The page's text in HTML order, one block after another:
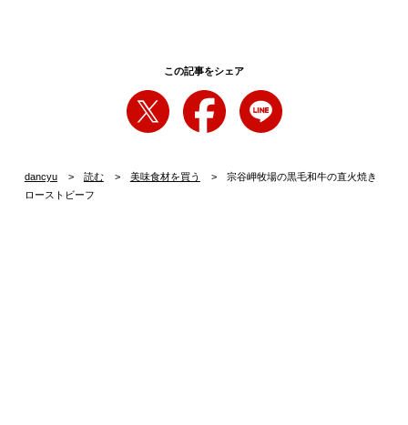
この記事をシェア
dancyu 読む 美味食材を買う
宗谷岬牧場の黒毛和牛の直火焼き
ローストビーフ